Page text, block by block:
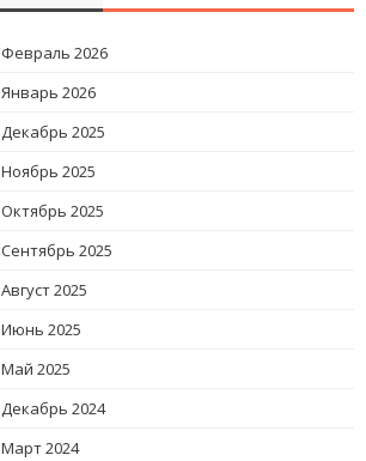
Февраль 2026
Январь 2026
Декабрь 2025
Ноябрь 2025
Октябрь 2025
Сентябрь 2025
Август 2025
Июнь 2025
Май 2025
Декабрь 2024
Март 2024